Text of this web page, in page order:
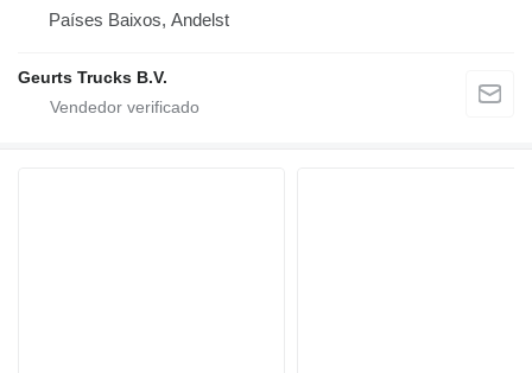
Países Baixos, Andelst
Geurts Trucks B.V.